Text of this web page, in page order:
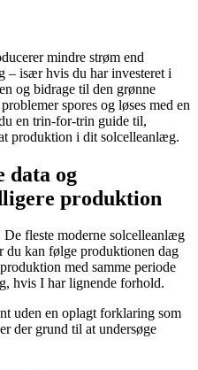
mindre strøm end
– især hvis du har investeret i
og bidrage til den grønne
spores og løses med en
en trin-for-trin guide til,
produktion i dit solcelleanlæg.
data og
produktion
De fleste moderne solcelleanlæg
du kan følge produktionen dag
med samme periode
hvis I har lignende forhold.
uden en oplagt forklaring som
der grund til at undersøge